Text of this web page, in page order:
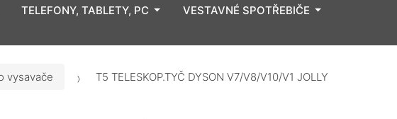
TELEFONY, TABLETY, PC
VESTAVNÉ SPOTŘEBIČE
vysavače T5 TELESKOP.TYČ DYSON V7/V8/V10/V1 JOLLY